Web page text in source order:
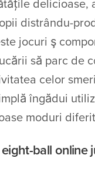
delicioase,
distrându-
jocuri ş
să parc de
celor
îngădui
moduri
ball online